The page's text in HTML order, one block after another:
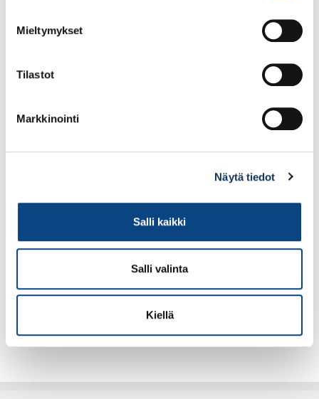
Mieltymykset
Tilastot
Markkinointi
Näytä tiedot
Salli kaikki
Salli valinta
Kiellä
Lisää tilauskoriin Lisää tilauskoriin
0.32€ /kpl(alv. 0%)
Tulppa Nelikulmainen
0.56€ /kpl(alv. 0%)